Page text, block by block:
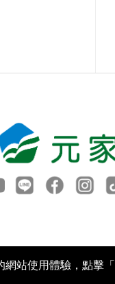
網站使用體驗，點擊